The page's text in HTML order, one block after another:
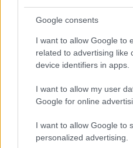
Google consents
I want to allow Google to
related to advertising like
device identifiers in apps.
I want to allow my user
Google for online
I want to allow Google to
personalized advertising.